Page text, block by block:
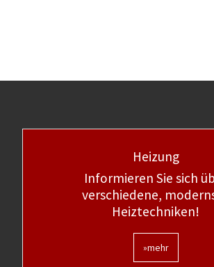
Heizung
Informieren Sie sich
verschiedene,
Heiztechniken!
»mehr